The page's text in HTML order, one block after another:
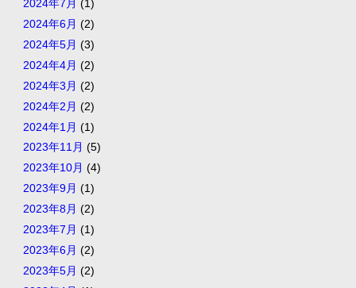
2024年7月 (1)
2024年6月 (2)
2024年5月 (3)
2024年4月 (2)
2024年3月 (2)
2024年2月 (2)
2024年1月 (1)
2023年11月 (5)
2023年10月 (4)
2023年9月 (1)
2023年8月 (2)
2023年7月 (1)
2023年6月 (2)
2023年5月 (2)